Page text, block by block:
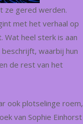
ze gered werden.
met het verhaal op
Wat heel sterk is aan
waarbij hun
de rest van het
ook plotselinge roem,
van Sophie Einhorst